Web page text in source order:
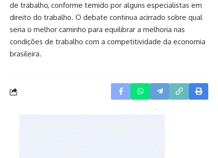
de trabalho, conforme temido por alguns especialistas em
direito do trabalho. O debate continua acirrado sobre qual
seria o melhor caminho para equilibrar a melhoria nas
condições de trabalho com a competitividade da economia
brasileira.